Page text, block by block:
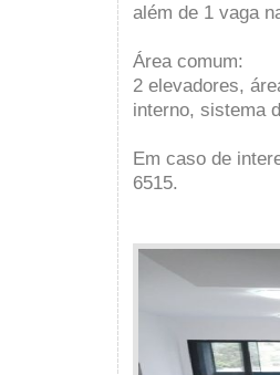
além de 1 vaga
Área comum:
2 elevadores,
interno, sistema
Em caso de
6515.